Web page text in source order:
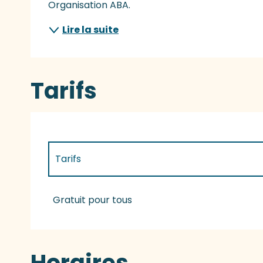
Organisation ABA.
Lire la suite
Tarifs
Tarifs
Tarifs 2027
Gratuit pour tous